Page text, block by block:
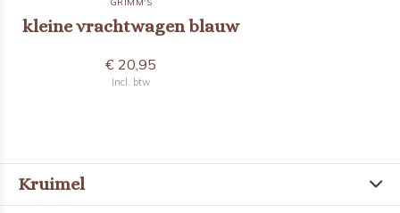
kleine vrachtwagen blauw
€ 20,95
Incl. btw
Kruimel